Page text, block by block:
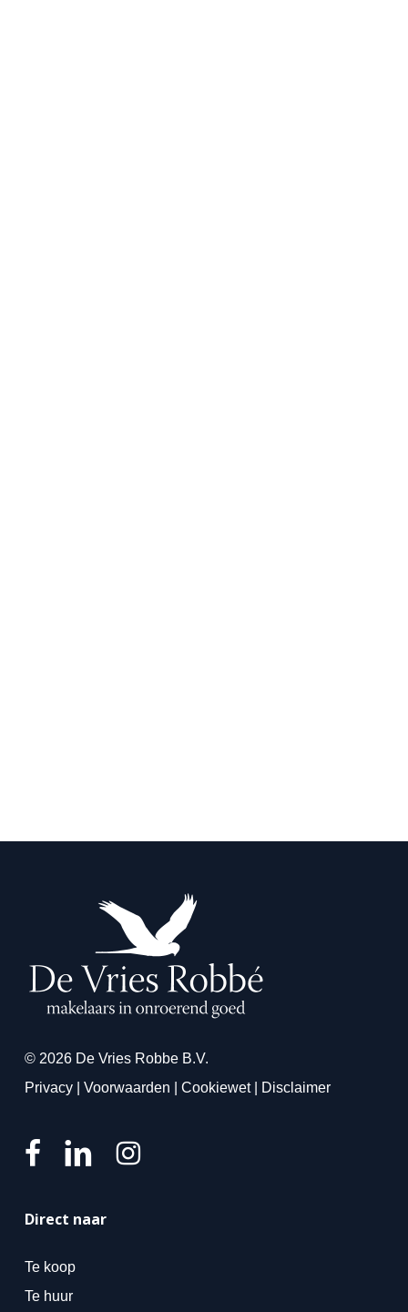
© 2026 De Vries Robbe B.V.
Privacy| Voorwaarden Cookiewet| Disclaimer
Direct naar
Te koop
Te huur